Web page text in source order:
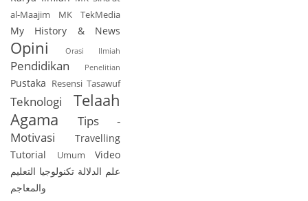
al-Maajim
MK TekMedia
My History & News
Opini Orasi Ilmiah
Pendidikan Penelitian
Pustaka Resensi Tasawuf
Teknologi
Telaah
Agama
Tips -
Motivasi
Travelling
Tutorial
Umum
Video
تكنولوجيا التعليم علم الدلالة
والمعاجم